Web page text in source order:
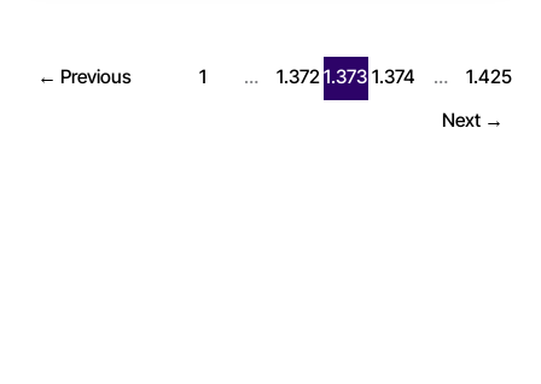
← Previous 1 … 1.372 1.373 1.374 …
1.425
Next →